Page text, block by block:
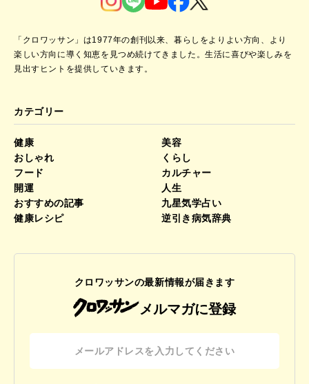
「クロワッサン」は1977年の創刊以来、暮らしをよりよい方向、より
楽しい方向に導く知恵を見つめ続けてきました。生活に喜びや楽しみを
見出すヒントを提供していきます。
カテゴリー
健康
美容
おしゃれ
くらし
フード
カルチャー
開運
人生
おすすめの記事
九星気学占い
健康レシピ
逆引き病気辞典
クロワッサンの最新情報が届きます
メルマガに登録